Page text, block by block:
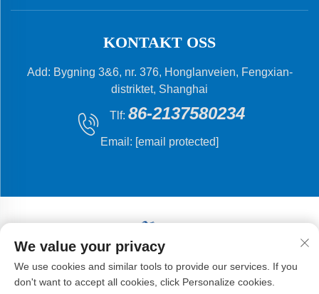
KONTAKT OSS
Add: Bygning 3&6, nr. 376, Honglanveien, Fengxian-
distriktet, Shanghai
Tlf: 86-2137580234
Email: [email protected]
Opphavsrett © 2024 Shanghai Flying Fish Machinery
Manufacturing Co., Ltd.
We value your privacy
We use cookies and similar tools to provide our services. If you
don't want to accept all cookies, click Personalize cookies.